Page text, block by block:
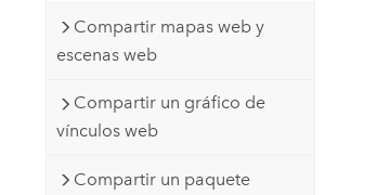
Compartir mapas web y
escenas web
Compartir un gráfico de
vínculos web
Compartir un paquete